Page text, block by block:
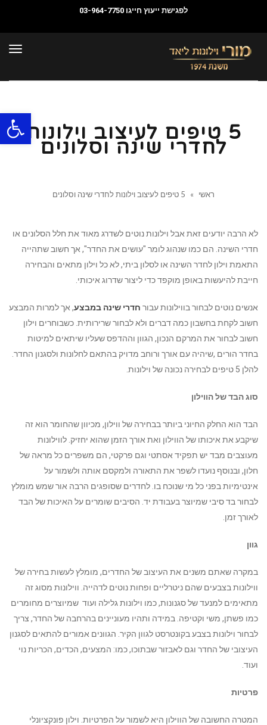
פתח
לפגישת ייעוץ חייגו 03-964-7750
5 טיפים לעיצוב וילונות
לחדרי שינה וסלונים
ראשי » 5 טיפים לעיצוב וילונות לחדרי שינה וסלונים
לא הרבה יודעים זאת אבל וילונות נוטים לשדרג מאוד את חלל הסלונים או
חדרי השינה. הם כמו שנהוג לומר "עושים את החדר", אך חשוב שתהייה
התאמת וילון לחדר השינה או לסלון ביתי, לא כל וילון מתאים והבחירה
חייבת להיעשות באופן מוקפד כדי ליצור שדרוג איכותי.
אנשים נוטים לבחור בווילונות עבור חדרי שינה במבצע, אך למרות המבצע
חשוב לקחת בחשבון כמה דברים ולא לבחור שרירותית. כשבוחרים וילון
חשוב לבחור את המרקם הנכון, הגוון וההדפס שעליו שיתאים למיטות
בחדר הורים ,שיהיה עם אורך ורוחב מדויק בהתאם לחלונות ולסגנון החדר.
להלן 5 טיפים לבחירה נכונה של וילונות.
סוג הבד של הווילון
הבד הוא החלק החיוני ביותר בבחירה של ווילון, מכיוון שהחומר הוא זה
שיקבע את איכותו של הווילון ואת אורך הזמן שהוא יחזיק. לווילונות
מעוצבים מבד יש תפקיד אסתטי וגם פרקטי, הם משפרים כל מראה של
חלון, ובנוסף נועדו לשפר את התאורה ולמקסם אותה ולשמור על
אינטימיות בפני כל מי שנוכח בו. לחדרים שסופגים הרבה אור שמש מומלץ
לבחור בד סיבי שמיוצר בעבודת יד. הסיבים שומרים על האיכות של הבד
לאורך זמן.
גוון
במקרה שאתם משנים את העיצוב של החדרים, מומלץ לעשות בחירה של
ווילונות בצבעים שהם ניטרליים ופחות נוטים לדהייה. ווילונות מסוג זה
מתאימים למנעד של סגנונות, כמו וילונות גלילה ועוד שמיוצרים מחומרים
כמו פשתן, משי וקטיפה. במידה ותהיו מעוניינים בהרחבה של החדר, צריך
לבחור וילונות בצבע בקונטרסט לגוון הקיר. הגוונים אמורים להתאים לסגנון
העיצובי של החדר וגם לאבזור שבתוכו, כמו: המצעים, הכדים, הכריות נוי
ועוד.
פרטיות
המטרה החשובה של הווילון היא לשמור על הפרטיות. וילון פונקציונלי